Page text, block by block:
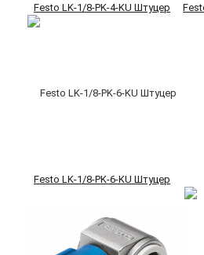
Festo LK-1/8-PK-4-KU Штуцер
Festo LK-1/8-PK-6-KU Штуцер